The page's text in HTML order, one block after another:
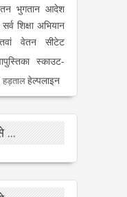
भुगतान आदेश
सर्व शिक्षा अभियान
वेतन सीटेट
स्काउट-
हड़तालहेल्पलाइन
...